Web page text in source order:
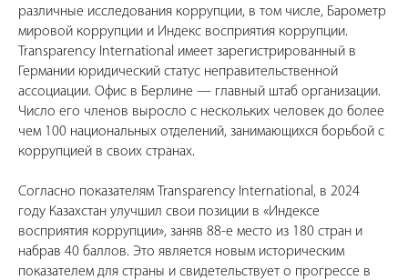
различные исследования коррупции, в том числе, Барометр
мировой коррупции и Индекс восприятия коррупции.
Transparency International имеет зарегистрированный в
Германии юридический статус неправительственной
ассоциации. Офис в Берлине — главный штаб организации.
Число его членов выросло с нескольких человек до более
чем 100 национальных отделений, занимающихся борьбой с
коррупцией в своих странах.
Согласно показателям Transparency International, в 2024
году Казахстан улучшил свои позиции в «Индексе
восприятия коррупции», заняв 88-е место из 180 стран и
набрав 40 баллов. Это является новым историческим
показателем для страны и свидетельствует о прогрессе в